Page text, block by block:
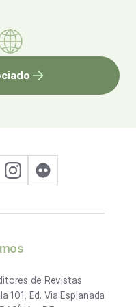
de Revistas
101, Ed. Via Esplanada